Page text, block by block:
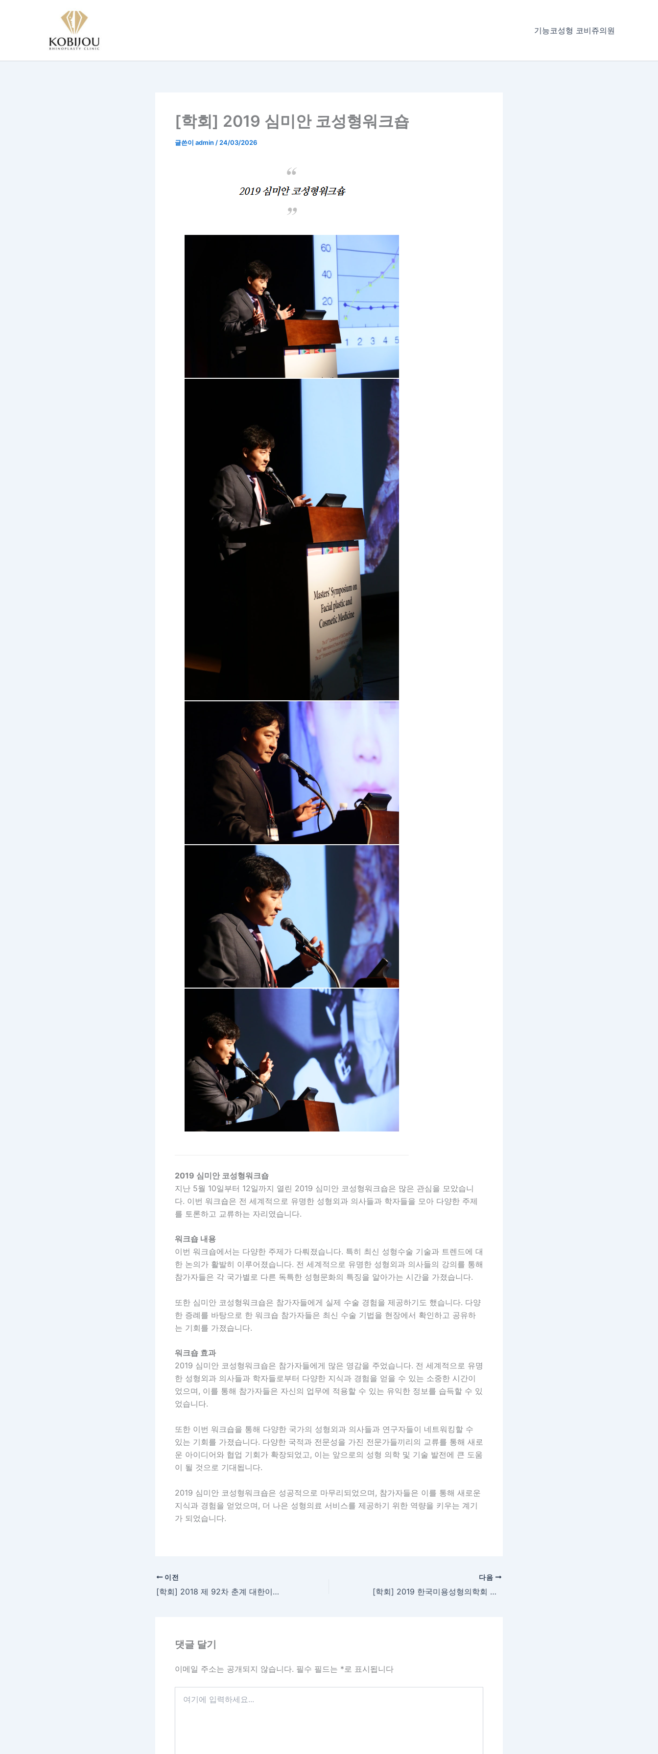
기능코성형 코비쥬의원
[학회] 2019 심미안 코성형워크숍
글쓴이 admin / 24/03/2026
2019 심미안 코성형워크숍
지난 5월 10일부터 12일까지 열린 2019 심미안 코성형워크숍은 많은 관심을 모았습니
다. 이번 워크숍은 전 세계적으로 유명한 성형외과 의사들과 학자들을 모아 다양한 주제
를 토론하고 교류하는 자리였습니다.
워크숍 내용
이번 워크숍에서는 다양한 주제가 다뤄졌습니다. 특히 최신 성형수술 기술과 트렌드에 대
한 논의가 활발히 이루어졌습니다. 전 세계적으로 유명한 성형외과 의사들의 강의를 통해
참가자들은 각 국가별로 다른 독특한 성형문화의 특징을 알아가는 시간을 가졌습니다.
또한 심미안 코성형워크숍은 참가자들에게 실제 수술 경험을 제공하기도 했습니다. 다양
한 증례를 바탕으로 한 워크숍 참가자들은 최신 수술 기법을 현장에서 확인하고 공유하
는 기회를 가졌습니다.
워크숍 효과
2019 심미안 코성형워크숍은 참가자들에게 많은 영감을 주었습니다. 전 세계적으로 유명
한 성형외과 의사들과 학자들로부터 다양한 지식과 경험을 얻을 수 있는 소중한 시간이
었으며, 이를 통해 참가자들은 자신의 업무에 적용할 수 있는 유익한 정보를 습득할 수 있
었습니다.
또한 이번 워크숍을 통해 다양한 국가의 성형외과 의사들과 연구자들이 네트워킹할 수
있는 기회를 가졌습니다. 다양한 국적과 전문성을 가진 전문가들끼리의 교류를 통해 새로
운 아이디어와 협업 기회가 확장되었고, 이는 앞으로의 성형 의학 및 기술 발전에 큰 도움
이 될 것으로 기대됩니다.
2019 심미안 코성형워크숍은 성공적으로 마무리되었으며, 참가자들은 이를 통해 새로운
지식과 경험을 얻었으며, 더 나은 성형의료 서비스를 제공하기 위한 역량을 키우는 계기
가 되었습니다.
이전
[학회] 2018 제 92차 춘계 대한이비인후과학회 학술대회
다음
[학회] 2019 한국미용성형의학회 제 35차 춘계학술대회
댓글 달기
이메일 주소는 공개되지 않습니다. 필수 필드는 * 로 표시됩니다